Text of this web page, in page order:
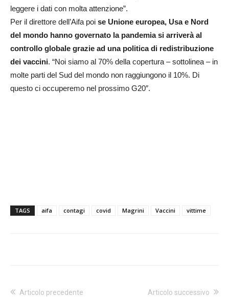
leggere i dati con molta attenzione”.
Per il direttore dell’Aifa poi se Unione europea, Usa e Nord
del mondo hanno governato la pandemia si arriverà al
controllo globale grazie ad una politica di redistribuzione
dei vaccini. “Noi siamo al 70% della copertura – sottolinea – in
molte parti del Sud del mondo non raggiungono il 10%. Di
questo ci occuperemo nel prossimo G20″.
TAGS aifa contagi covid Magrini Vaccini vittime
Articolo precedente Articolo successivo